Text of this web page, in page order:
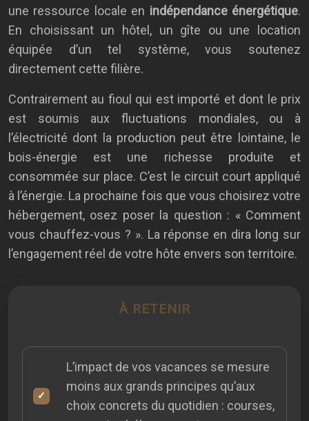
une ressource locale en indépendance énergétique.
En choisissant un hôtel, un gîte ou une location
équipée d’un tel système, vous soutenez
directement cette filière.
Contrairement au fioul qui est importé et dont le prix
est soumis aux fluctuations mondiales, ou à
l’électricité dont la production peut être lointaine, le
bois-énergie est une richesse produite et
consommée sur place. C’est le circuit court appliqué
à l’énergie. La prochaine fois que vous choisirez votre
hébergement, osez poser la question : « Comment
vous chauffez-vous ? ». La réponse en dira long sur
l’engagement réel de votre hôte envers son territoire.
À RETENIR
L’impact de vos vacances se mesure
moins aux grands principes qu’aux
choix concrets du quotidien : courses,